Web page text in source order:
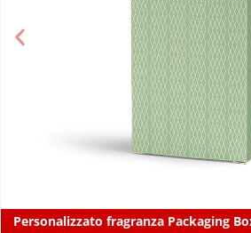
Personalizzato fragranza Packaging